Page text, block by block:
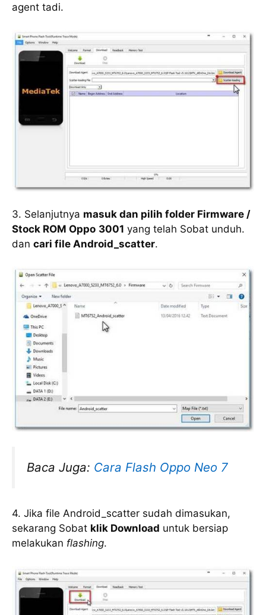
agent tadi.
3. Selanjutnya masuk dan pilih folder Firmware /
Stock ROM Oppo 3001 yang telah Sobat unduh.
dan cari file Android_scatter.
Baca Juga: Cara Flash Oppo Neo 7
4. Jika file Android_scatter sudah dimasukan,
sekarang Sobat klik Download untuk bersiap
melakukan flashing.